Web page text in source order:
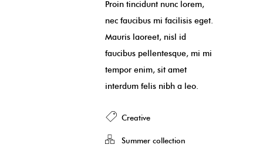
Proin tincidunt nunc lorem,
nec faucibus mi facilisis eget.
Mauris laoreet, nisl id
faucibus pellentesque, mi mi
tempor enim, sit amet
interdum felis nibh a leo.
Creative
Summer collection